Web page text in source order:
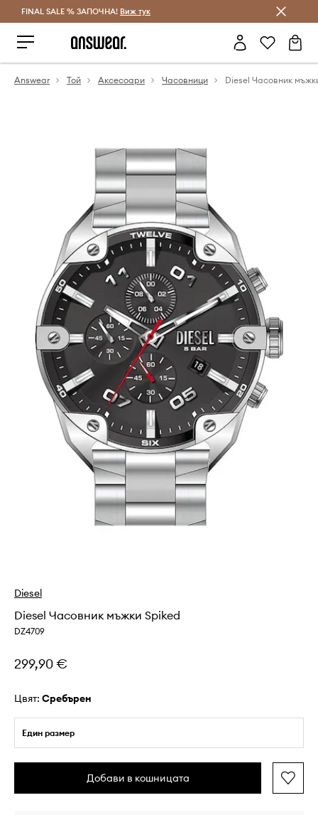
Спестявай с Answear Club
FINAL SALE % ЗАПОЧНА! Виж тук
Answear Той Аксесоари Часовници Diesel Часовник
Diesel
Diesel Часовник мъжки Spiked
DZ4709
299,90 €
Цвят: сребърен
Един размер
Добави в кошницата